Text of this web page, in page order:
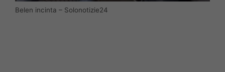
Belen incinta – Solonotizie24